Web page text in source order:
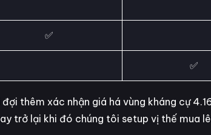
✅
✅
thêm xác nhận giá há vùng kháng cự
trở lại khi đó chúng tôi setup vị thế mua